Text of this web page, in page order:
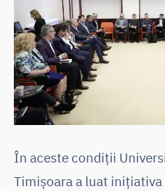
În aceste condiții
Timișoara a luat